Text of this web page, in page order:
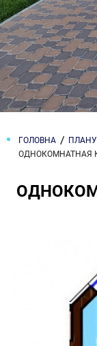
ГОЛОВНА
ОДНОКОМНАТНАЯ